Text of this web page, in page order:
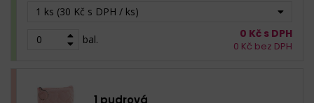
1 ks (30 Kč s DPH / ks)
bal. 0 Kč s DPH
0 Kč bez DPH